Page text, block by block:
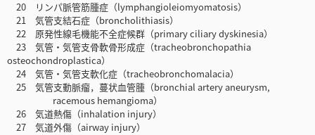
20 リンパ脈管筋腫症（lymphangioleiomyomatosis）
21 気管支結石症（broncholithiasis）
22 原発性線毛機能不全症候群（primary ciliary dyskinesia）
23 気管・気管支骨軟骨形成症（tracheobronchopathia
osteochondroplastica）
24 気管・気管支軟化症（tracheobronchomalacia）
25 気管支動脈瘤，蔓状血管腫（bronchial artery aneurysm,
racemous hemangioma）
26 気道熱傷（inhalation injury）
27 気道外傷（airway injury）